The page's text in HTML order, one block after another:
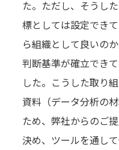
た。ただし、そうし
標としては設定でき
ら組織として良いの
判断基準が確立でき
した。こうした取り
資料（データ分析の
ため、弊社からのご
決め、ツールを通し